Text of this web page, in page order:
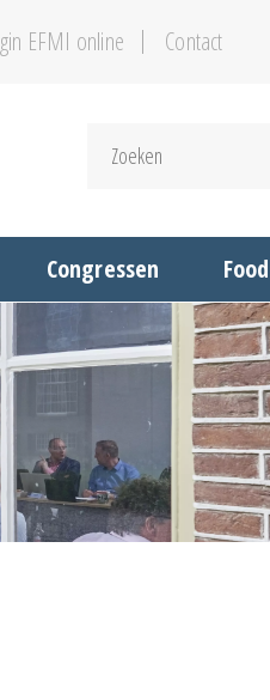
EFMI online Contact
Congressen